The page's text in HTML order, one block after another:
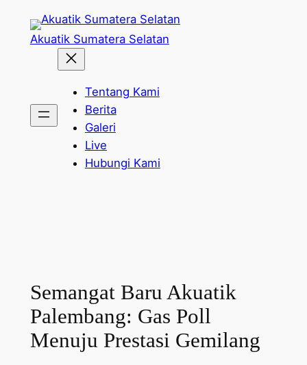
Akuatik Sumatera Selatan
Tentang Kami
Berita
Galeri
Live
Hubungi Kami
Semangat Baru Akuatik
Palembang: Gas Poll
Menuju Prestasi Gemilang